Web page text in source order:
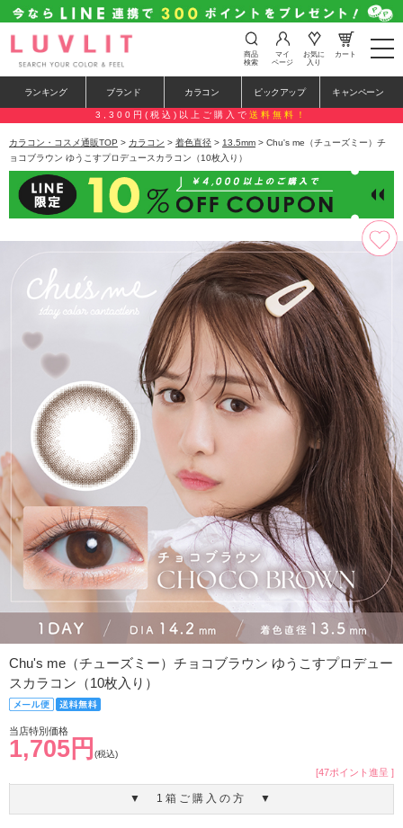
t
o
e
n
a
a
i
o
n
商品
検索
マイ
ページ
お気に
入り
カート
ランキング ブランド カラコン ピックアップ キャンペーン
3,300円(税込)以上ご購入で 送料無料！
カラコン・コスメ通販TOP > カラコン > 着色直径 > 13.5mm > Chu's me（チューズミー）チ
ョコブラウン ゆうこすプロデュースカラコン（10枚入り）
Chu's me（チューズミー）チョコブラウン ゆうこすプロデュー
スカラコン（10枚入り）
当店特別価格
1,705円 (税込)
[47ポイント進呈 ]
▼ 1箱ご購入の方 ▼